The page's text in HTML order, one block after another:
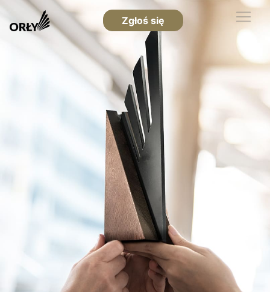
Zgłoś się